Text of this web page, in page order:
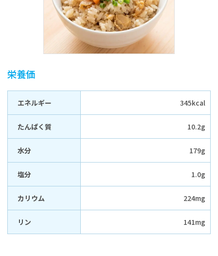
栄養価
エネルギー 345kcal
たんぱく質 10.2g
水分 179g
塩分 1.0g
カリウム 224mg
リン 141mg